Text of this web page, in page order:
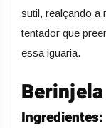
sutil, realçando a
tentador que
essa iguaria.
Ingredientes: